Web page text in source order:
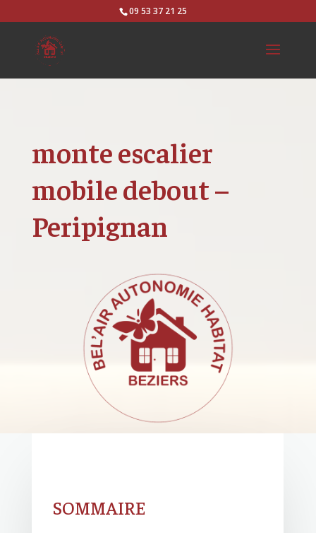
09 53 37 21 25
monte escalier
mobile debout –
Peripignan
SOMMAIRE